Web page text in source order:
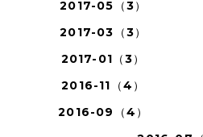
2017-05（3）
2017-03（3）
2017-01（3）
2016-11（4）
2016-09（4）